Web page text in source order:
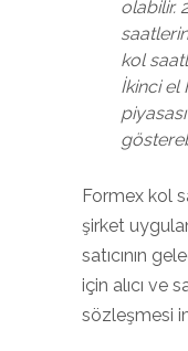
olabilir.
kol
İkinci el
Formex kol
şirket
satıcının
için alıcı ve
sözleşmesi